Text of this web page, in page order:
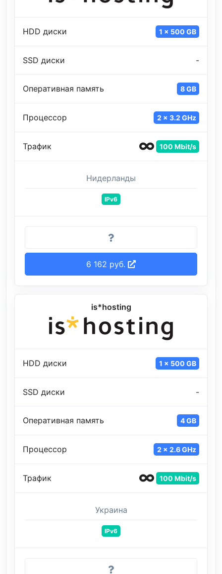
HDD диски 1 x 500 GB
SSD диски -
Оперативная память 8 GB
Процессор 2 x 3.2 GHz
Трафик 100 Mbit/s
Нидерланды
IPv6
6 162 руб.
is*hosting
HDD диски 1 x 500 GB
SSD диски -
Оперативная память 4 GB
Процессор 2 x 2.6 GHz
Трафик 100 Mbit/s
Украина
IPv6